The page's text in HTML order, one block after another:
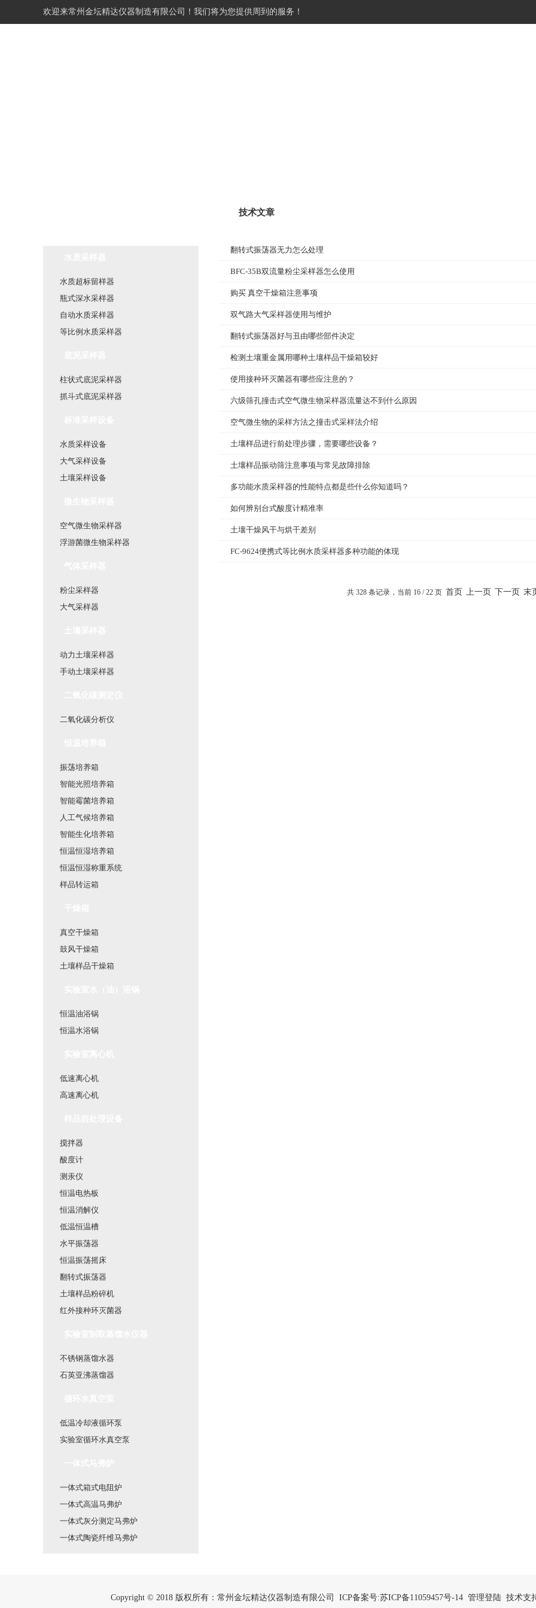
欢迎来常州金坛精达仪器制造有限公司！我们将为您提供周到的服务！
水质超标留样器
瓶式深水采样器
自动水质采样器
等比例水质采样器
柱状式底泥采样器
抓斗式底泥采样器
水质采样设备
大气采样设备
土壤采样设备
空气微生物采样器
浮游菌微生物采样器
粉尘采样器
大气采样器
动力土壤采样器
手动土壤采样器
二氧化碳分析仪
振荡培养箱
智能光照培养箱
智能霉菌培养箱
人工气候培养箱
智能生化培养箱
恒温恒湿培养箱
恒温恒湿称重系统
样品转运箱
真空干燥箱
鼓风干燥箱
土壤样品干燥箱
恒温油浴锅
恒温水浴锅
低速离心机
高速离心机
搅拌器
酸度计
测汞仪
恒温电热板
恒温消解仪
低温恒温槽
水平振荡器
恒温振荡摇床
翻转式振荡器
土壤样品粉碎机
红外接种环灭菌器
不锈钢蒸馏水器
石英亚沸蒸馏器
低温冷却液循环泵
实验室循环水真空泵
一体式箱式电阻炉
一体式高温马弗炉
一体式灰分测定马弗炉
一体式陶瓷纤维马弗炉
技术文章
翻转式振荡器无力怎么处理
BFC-35B双流量粉尘采样器怎么使用
购买 真空干燥箱注意事项
双气路大气采样器使用与维护
翻转式振荡器好与丑由哪些部件决定
检测土壤重金属用哪种土壤样品干燥箱较好
使用接种环灭菌器有哪些应注意的？
六级筛孔撞击式空气微生物采样器流量达不到什么原因
空气微生物的采样方法之撞击式采样法介绍
土壤样品进行前处理步骤，需要哪些设备？
土壤样品振动筛注意事项与常见故障排除
多功能水质采样器的性能特点都是些什么你知道吗？
如何辨别台式酸度计精准率
土壤干燥风干与烘干差别
FC-9624便携式等比例水质采样器多种功能的体现
共 328 条记录，当前 16 / 22 页 首页 上一页 下一页 末
Copyright © 2018 版权所有：常州金坛精达仪器制造有限公司 ICP备案号:苏ICP备11059457号-14 管理登陆技术支